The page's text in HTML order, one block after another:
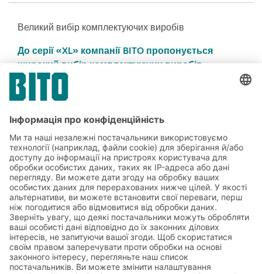
Великий вибір комплектуючих виробів
До серії «XL» компанії BITO пропонується
широкий вибір комплектуючих виробів.
Численні додаткові варіанти комплектації —
починаючи від вставного за допомогою
опорними та пилозахисними кришками — є
запорукою універсального застосування
контейнерів як для комплектування, так і в
якості складських контейнерів.
Захист та безпека
Додатково контейнер серії «XL» компанії BITO
може бути оснащений відкидною кришкою на
шарнірах. За бажанням кришку можна надійно